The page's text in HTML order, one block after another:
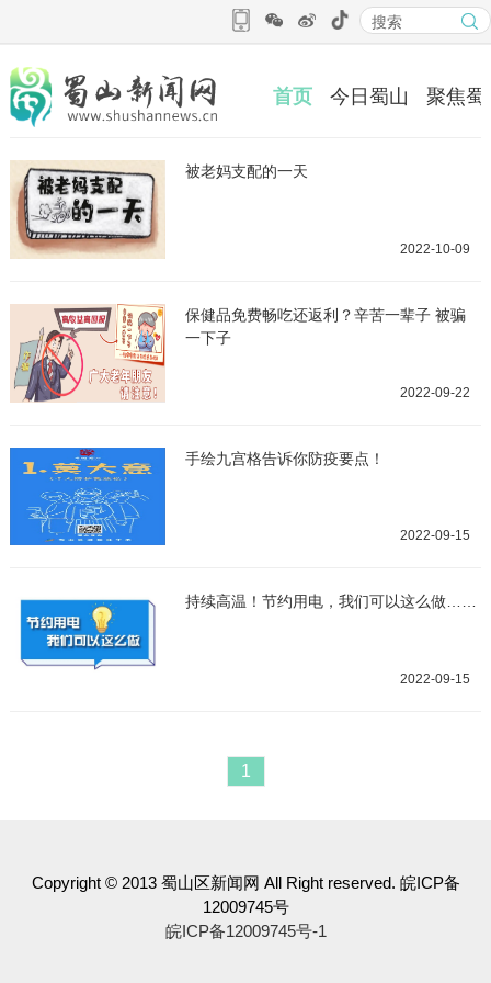
首页 今日蜀山 聚焦蜀
被老妈支配的一天
2022-10-09
保健品免费畅吃还返利？辛苦一辈子 被骗
一下子
2022-09-22
手绘九宫格告诉你防疫要点！
2022-09-15
持续高温！节约用电，我们可以这么做……
2022-09-15
1
Copyright © 2013 蜀山区新闻网 All Right reserved. 皖ICP备
12009745号
皖ICP备12009745号-1